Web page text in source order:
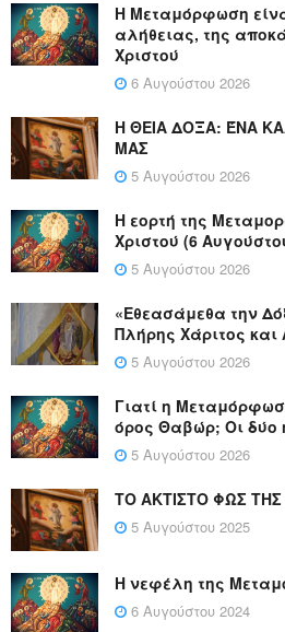
Η Μεταμόρφωση
αλήθειας, της
Χριστού
6 Αυγούστου 2026
Η ΘΕΙΑ ΔΟΞΑ: ΈΝΑ
ΜΑΣ
5 Αυγούστου 2026
Η εορτή της
Χριστού (6
5 Αυγούστου 2026
«Εθεασάμεθα την
Πλήρης Χάριτος και
5 Αυγούστου 2026
Γιατί η
όρος Θαβώρ; Οι δύο
5 Αυγούστου 2026
ΤΟ ΑΚΤΙΣΤΟ ΦΩΣ
5 Αυγούστου 2025
Η νεφέλη της
6 Αυγούστου 2024